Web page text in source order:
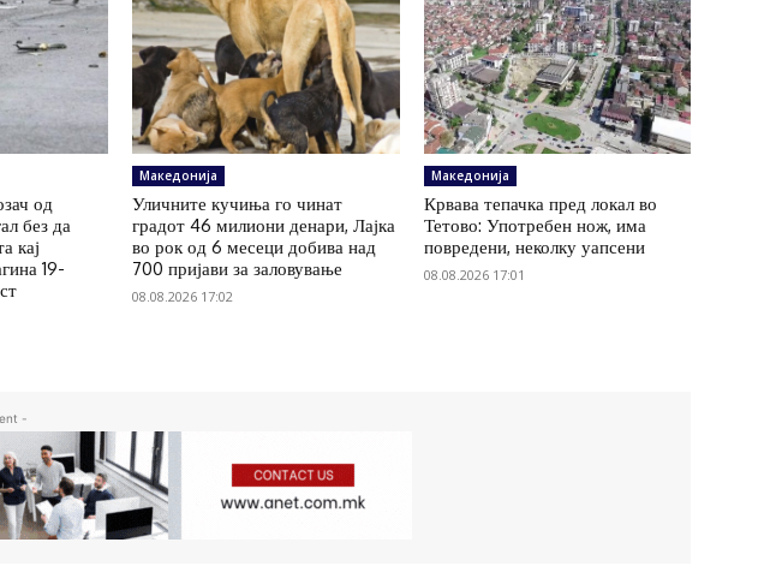
од
без да
кај
19-
Македонија
Уличните кучиња го чинат
градот 46 милиони денари, Лајка
во рок од 6 месеци добива над
700 пријави за заловување
08.08.2026 17:02
Македонија
Крвава тепачка пред локал во
Тетово: Употребен нож, има
повредени, неколку уапсени
08.08.2026 17:01
-